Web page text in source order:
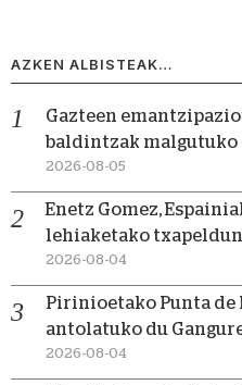
AZKEN ALBISTEAK…
Gazteen
baldintzak malgutuko
2026-08-05
Enetz Gomez,
lehiaketako
2026-08-04
Pirinioetako Punta de
antolatuko du
2026-08-04